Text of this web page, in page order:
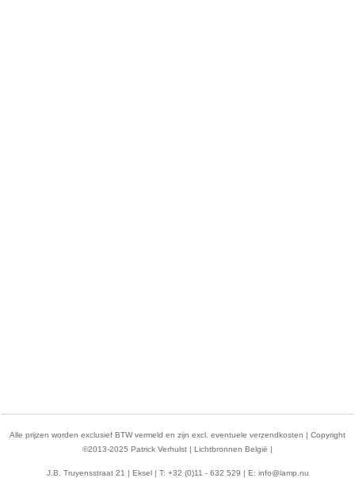
Alle prijzen worden exclusief BTW vermeld en zijn excl. eventuele verzendkosten | Copyright
©2013-2025 Patrick Verhulst | Lichtbronnen België |
J.B. Truyensstraat 21 | Eksel | T: +32 (0)11 - 632 529 | E: info@lamp.nu